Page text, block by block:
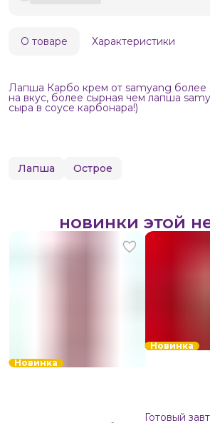
О товаре Характеристики
Лапша Карбо крем от samyang более
на вкус, более сырная чем лапша
сыра в соусе карбонара!)
Лапша Острое
новинки этой
Новинка
Новинка
Готовый